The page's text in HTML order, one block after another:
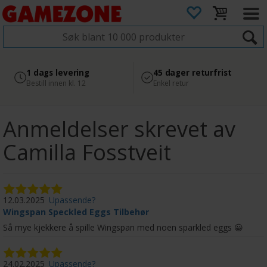
2 300+ anmeldelser på
Google
Sikker betaling
med Svea
1 dags levering
Bestill innen kl. 12
45 dager returfrist
Enkel retur
Anmeldelser skrevet av
Camilla Fosstveit
12.03.2025 Upassende?
Wingspan Speckled Eggs Tilbehør
Så mye kjekkere å spille Wingspan med noen sparkled eggs 😀
24.02.2025 Upassende?